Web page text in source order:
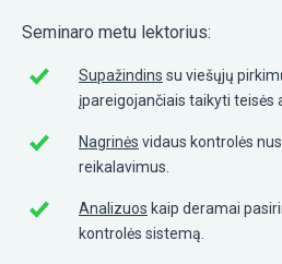
Seminaro metu lektorius:
Supažindins su viešųjų
įpareigojančiais taikyti teisės
Nagrinės vidaus kontrolės
reikalavimus.
Analizuos kaip deramai
kontrolės sistemą.